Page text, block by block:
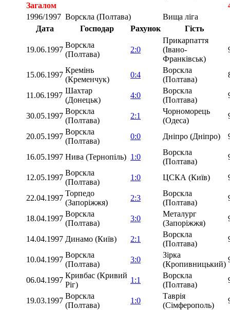
Загалом
1996/1997 Ворскла (Полтава)
Вища ліга
Дата
Господар Рахунок Гість
19.06.1997
Ворскла
(Полтава)
2:0
Прикарпаття
(Івано-
Франківськ)
15.06.1997
Кремінь
(Кременчук)
0:4
Ворскла
(Полтава)
11.06.1997
Шахтар
(Донецьк)
4:0
Ворскла
(Полтава)
30.05.1997
Ворскла
(Полтава)
2:1
Чорноморець
(Одеса)
20.05.1997
Ворскла
(Полтава)
0:0 Дніпро (Дніпро)
16.05.1997 Нива (Тернопіль) 1:0
Ворскла
(Полтава)
12.05.1997
Ворскла
(Полтава)
1:0 ЦСКА (Київ)
22.04.1997
Торпедо
(Запоріжжя)
2:3
Ворскла
(Полтава)
18.04.1997
Ворскла
(Полтава)
3:0
Металург
(Запоріжжя)
14.04.1997 Динамо (Київ) 2:1
Ворскла
(Полтава)
10.04.1997
Ворскла
(Полтава)
3:0
Зірка
(Кропивницький)
06.04.1997
Кривбас (Кривий
Ріг)
1:1
Ворскла
(Полтава)
19.03.1997
Ворскла
(Полтава)
1:0
Таврія
(Сімферополь)